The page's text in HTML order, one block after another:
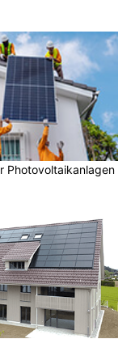
Photovoltaikanlagen